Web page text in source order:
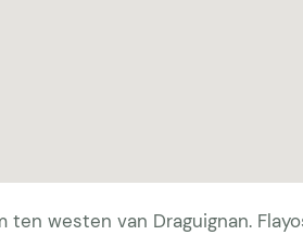
ten westen van Draguignan.